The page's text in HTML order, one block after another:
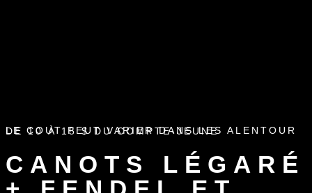
LE COUT PEUT VARIER DANS LES ALENTOUR DE 10 À 15 $ DU COMPTE-JEUNE
CANOTS LÉGARÉ